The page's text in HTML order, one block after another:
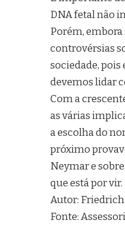
DNA fetal não
Porém,
controvérsias
sociedade,
devemos lidar
Com a
as várias
a escolha do
próximo
Neymar e
que está por vir.
Autor:
Fonte: